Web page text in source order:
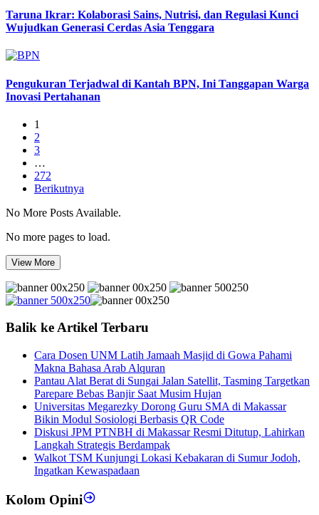
Taruna Ikrar: Kolaborasi Sains, Nutrisi, dan Regulasi Kunci
Wujudkan Generasi Cerdas Asia Tenggara
Pengukuran Terjadwal di Kantah BPN, Ini Tanggapan Warga
Inovasi Pertahanan
1
2
3
…
272
Berikutnya
No More Posts Available.
No more pages to load.
View More
Balik ke Artikel Terbaru
Cara Dosen UNM Latih Jamaah Masjid di Gowa Pahami
Makna Bahasa Arab Alquran
Pantau Alat Berat di Sungai Jalan Satellit, Tasming Targetkan
Parepare Bebas Banjir Saat Musim Hujan
Universitas Megarezky Dorong Guru SMA di Makassar
Bikin Modul Sosiologi Berbasis QR Code
Diskusi JPM PTNBH di Makassar Resmi Ditutup, Lahirkan
Langkah Strategis Berdampak
Walkot TSM Kunjungi Lokasi Kebakaran di Sumur Jodoh,
Ingatkan Kewaspadaan
Kolom Opini